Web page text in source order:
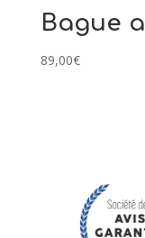
Bague
89,00€